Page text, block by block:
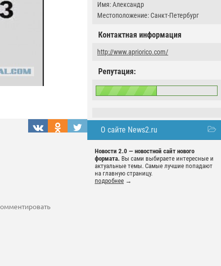
Имя: Александр
Местоположение: Санкт-Петербург
Контактная информация
http://www.apriorico.com/
Репутация:
О сайте News2.ru
Новости 2.0 — новостной сайт нового
формата. Вы сами выбираете интересные и
актуальные темы. Самые лучшие попадают
на главную страницу.
подробнее →